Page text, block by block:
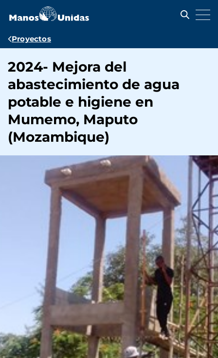
contenido
Ruta
navegación
Proyectos
2024- Mejora del
abastecimiento de agua
potable e higiene en
Mumemo, Maputo
(Mozambique)